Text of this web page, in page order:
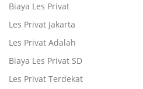
Biaya Les Privat
Les Privat Jakarta
Les Privat Adalah
Biaya Les Privat SD
Les Privat Terdekat